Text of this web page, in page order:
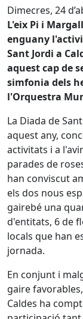
Dimecres, 24
L'eix Pi i
enguany
Sant Jordi a
aquest cap de
simfonia dels
l'Orquestra
La Diada de
aquest any,
activitats i a
parades de
han conviscut
els dos nous
gairebé una
d'entitats, 6 de
locals que han
jornada.
En conjunt i
gaire
Caldes ha